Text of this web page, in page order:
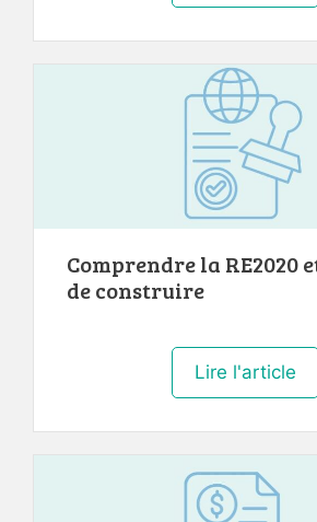
Comprendre la RE2020
de construire
Lire l'article